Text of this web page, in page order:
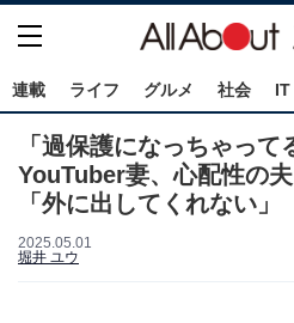
連載 ライフ グルメ 社会 IT
「過保護になっちゃって
YouTuber妻、心配性の
「外に出してくれない」
2025.05.01
堀井 ユウ